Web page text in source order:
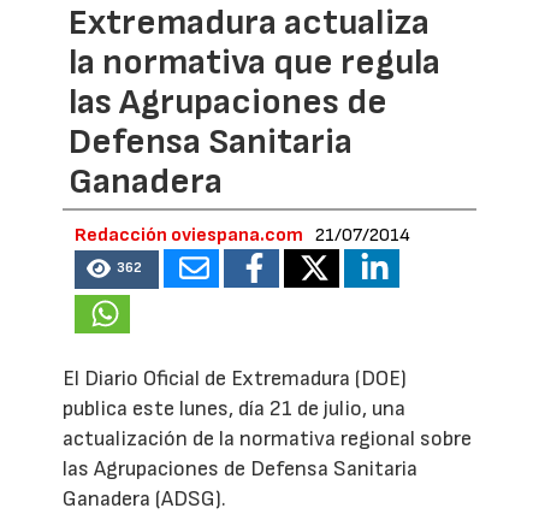
Extremadura actualiza
la normativa que regula
las Agrupaciones de
Defensa Sanitaria
Ganadera
Redacción oviespana.com 21/07/2014
362
El Diario Oficial de Extremadura (DOE)
publica este lunes, día 21 de julio, una
actualización de la normativa regional sobre
las Agrupaciones de Defensa Sanitaria
Ganadera (ADSG).